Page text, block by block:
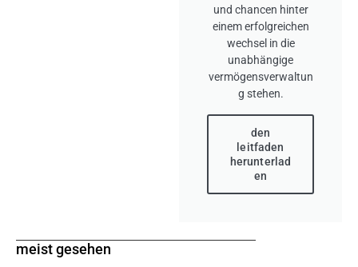
und chancen hinter
einem erfolgreichen
wechsel in die
unabhängige
vermögensverwaltun
g stehen.
den
leitfaden
herunterlad
en
meist gesehen